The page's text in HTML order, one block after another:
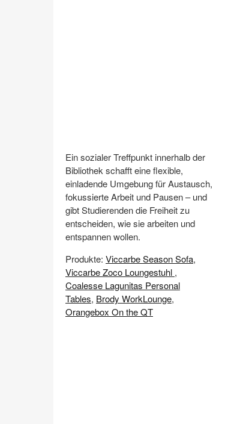
Ein sozialer Treffpunkt innerhalb der
Bibliothek schafft eine flexible,
einladende Umgebung für Austausch,
fokussierte Arbeit und Pausen – und
gibt Studierenden die Freiheit zu
entscheiden, wie sie arbeiten und
entspannen wollen.
Produkte: Viccarbe Season Sofa,
Viccarbe Zoco Loungestuhl ,
Coalesse Lagunitas Personal
Tables, Brody WorkLounge,
Orangebox On the QT